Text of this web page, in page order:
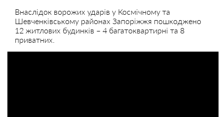
Внаслідок ворожих ударів у Космічному та
Шевченківському районах Запоріжжя пошкоджено
12 житлових будинків – 4 багатоквартирні та 8
приватних.